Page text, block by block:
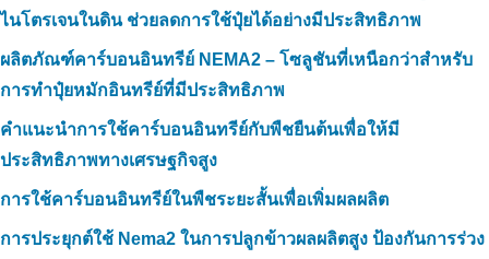
ไนโตรเจนในดิน ช่วยลดการใช้ปุ๋ยได้อย่างมีประสิทธิภาพ
ผลิตภัณฑ์คาร์บอนอินทรีย์ NEMA2 – โซลูชันที่เหนือกว่าสำหรับ
การทำปุ๋ยหมักอินทรีย์ที่มีประสิทธิภาพ
คำแนะนำการใช้คาร์บอนอินทรีย์กับพืชยืนต้นเพื่อให้มี
ประสิทธิภาพทางเศรษฐกิจสูง
การใช้คาร์บอนอินทรีย์ในพืชระยะสั้นเพื่อเพิ่มผลผลิต
การประยุกต์ใช้ Nema2 ในการปลูกข้าวผลผลิตสูง ป้องกันการร่วง